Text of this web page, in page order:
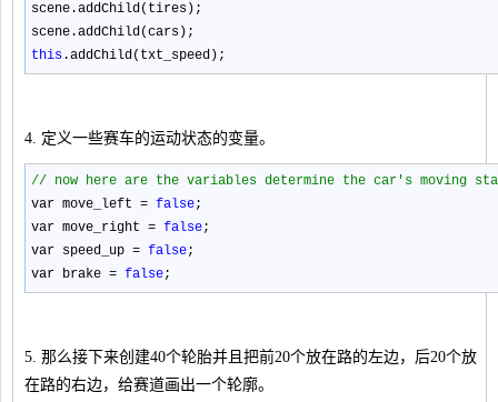
scene.addChild(tires);
scene.addChild(cars);
this.addChild(txt_speed);
4. 定义一些赛车的运动状态的变量。
// now here are the variables determine the car's moving
var move_left = false;
var move_right = false;
var speed_up = false;
var brake = false;
5. 那么接下来创建40个轮胎并且把前20个放在路的左边，后20个放
在路的右边，给赛道画出一个轮廓。